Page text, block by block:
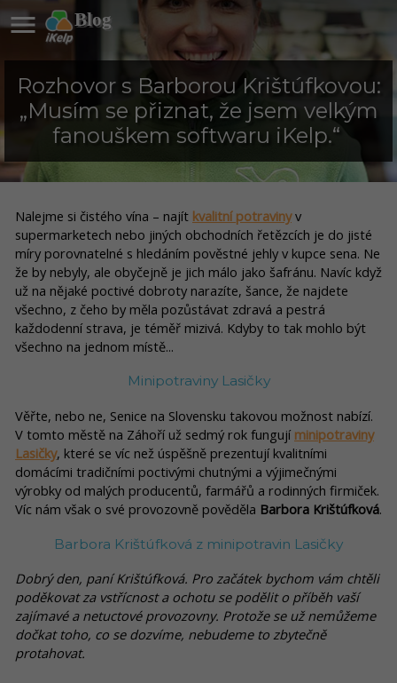
Blog

Rozhovor s Barborou Krištúfkovou:
„Musím se přiznat, že jsem velkým
fanouškem softwaru iKelp.“
Nalejme si čistého vína – najít kvalitní potravinyv
supermarketech nebo jiných obchodních řetězcích je do jisté
míry porovnatelné s hledáním pověstné jehly v kupce sena. Ne
že by nebyly, ale obyčejně je jich málo jako šafránu. Navíc když
už na nějaké poctivé dobroty narazíte, šance, že najdete
všechno, z čeho by měla pozůstávat zdravá a pestrá
každodenní strava, je téměř mizivá. Kdyby to tak mohlo být
všechno na jednom místě...
Minipotraviny Lasičky
Věřte, nebo ne, Senice na Slovensku takovou možnost nabízí.
V tomto městě na Záhoří už sedmý rok fungují minipotraviny
Lasičky, které se víc než úspěšně prezentují kvalitními
domácími tradičními poctivými chutnými a výjimečnými
výrobky od malých producentů, farmářů a rodinných firmiček.
Víc nám však o své provozovně pověděla Barbora Krištúfková.
Barbora Krištúfková z minipotravin Lasičky
Dobrý den, paní Krištúfková. Pro začátek bychom vám chtěli
poděkovat za vstřícnost a ochotu se podělit o příběh vaší
zajímavé a netuctové provozovny. Protože se už nemůžeme
dočkat toho, co se dozvíme, nebudeme to zbytečně
protahovat.